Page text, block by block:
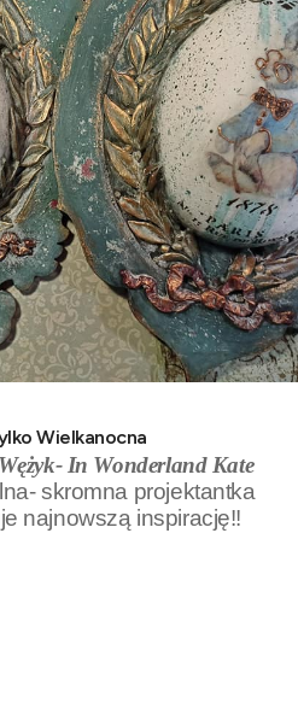
Wielkanocna
In Wonderland Kate
skromna projektantka
najnowszą inspirację!!